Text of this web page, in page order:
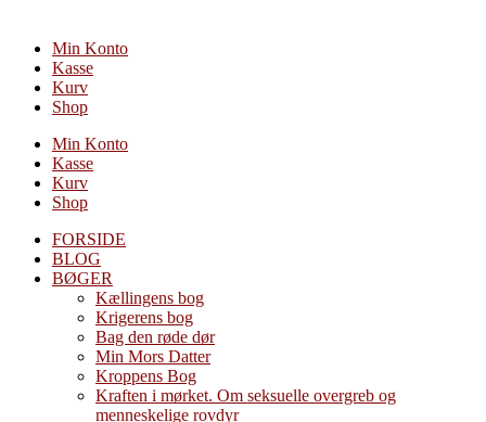
Min Konto
Kasse
Kurv
Shop
Min Konto
Kasse
Kurv
Shop
FORSIDE
BLOG
BØGER
Kællingens bog
Krigerens bog
Bag den røde dør
Min Mors Datter
Kroppens Bog
Kraften i mørket. Om seksuelle overgreb og
menneskelige rovdyr